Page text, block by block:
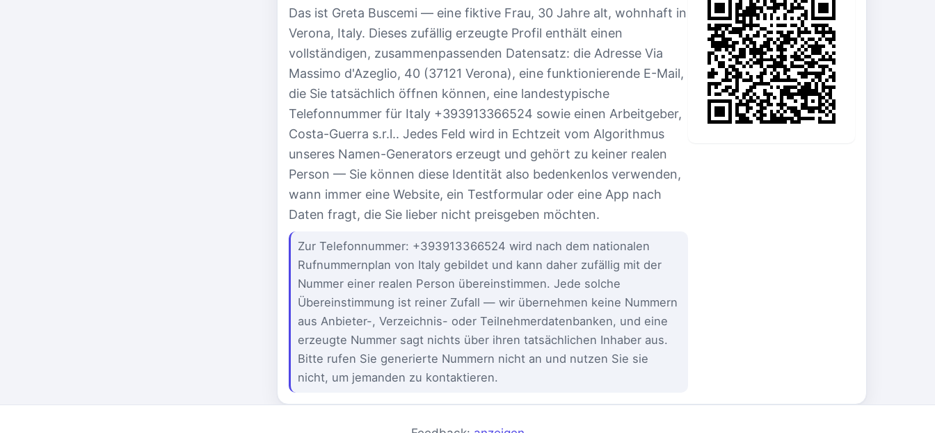
Das ist Greta Buscemi — eine fiktive Frau, 30 Jahre alt, wohnhaft in
Verona, Italy. Dieses zufällig erzeugte Profil enthält einen
vollständigen, zusammenpassenden Datensatz: die Adresse Via
Massimo d'Azeglio, 40 (37121 Verona), eine funktionierende E-Mail,
die Sie tatsächlich öffnen können, eine landestypische
Telefonnummer für Italy +393913366524 sowie einen Arbeitgeber,
Costa-Guerra s.r.l.. Jedes Feld wird in Echtzeit vom Algorithmus
unseres Namen-Generators erzeugt und gehört zu keiner realen
Person — Sie können diese Identität also bedenkenlos verwenden,
wann immer eine Website, ein Testformular oder eine App nach
Daten fragt, die Sie lieber nicht preisgeben möchten.
Zur Telefonnummer: +393913366524 wird nach dem nationalen
Rufnummernplan von Italy gebildet und kann daher zufällig mit der
Nummer einer realen Person übereinstimmen. Jede solche
Übereinstimmung ist reiner Zufall — wir übernehmen keine Nummern
aus Anbieter-, Verzeichnis- oder Teilnehmerdatenbanken, und eine
erzeugte Nummer sagt nichts über ihren tatsächlichen Inhaber aus.
Bitte rufen Sie generierte Nummern nicht an und nutzen Sie sie
nicht, um jemanden zu kontaktieren.